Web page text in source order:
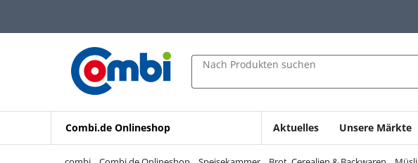
Zur Navigation springen
Zur Suche springen
Nach Produkten suchen
Combi.de Onlineshop Aktuelles Unsere Märkte